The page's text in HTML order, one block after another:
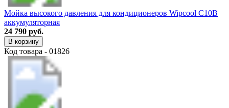
Мойка высокого давления для кондиционеров Wipcool C10B
аккумуляторная
24 790 руб.
В корзину
Код товара - 01826